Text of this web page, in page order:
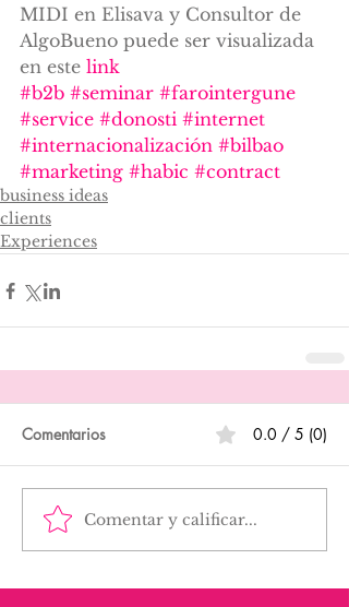
MIDI en Elisava y Consultor de
AlgoBueno puede ser visualizada
en este link
#b2b #seminar #farointergune
#service #donosti #internet
#internacionalización #bilbao
#marketing #habic #contract
business ideas
clients
Experiences
Comentarios 0.0 / 5 (0)
Comentar y calificar...